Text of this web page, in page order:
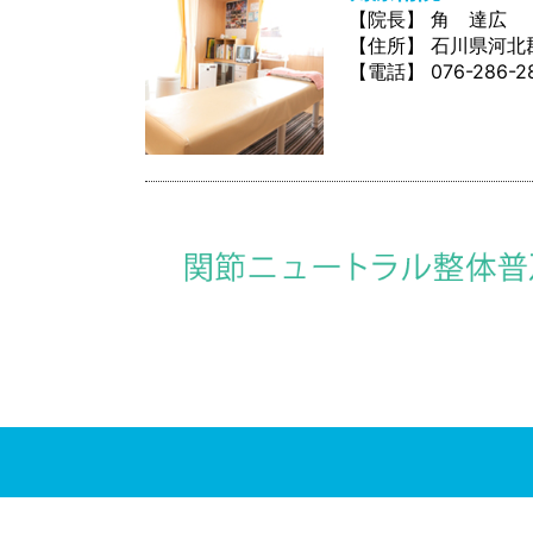
【院長】
角 達広
【住所】
石川県河
【電話】
076-286-